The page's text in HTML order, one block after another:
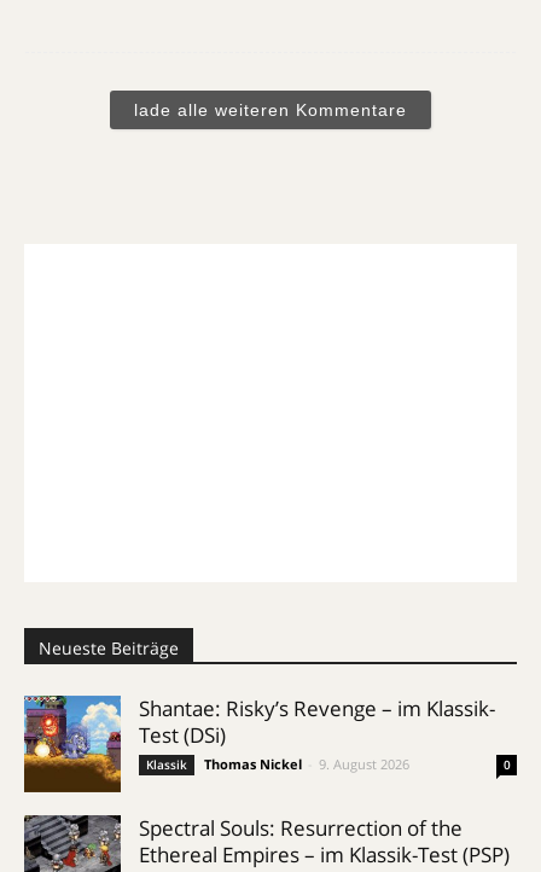
lade alle weiteren Kommentare
Neueste Beiträge
Shantae: Risky’s Revenge – im Klassik-
Test (DSi)
Klassik Thomas Nickel 9. August 2026 0
Spectral Souls: Resurrection of the
Ethereal Empires – im Klassik-Test (PSP)